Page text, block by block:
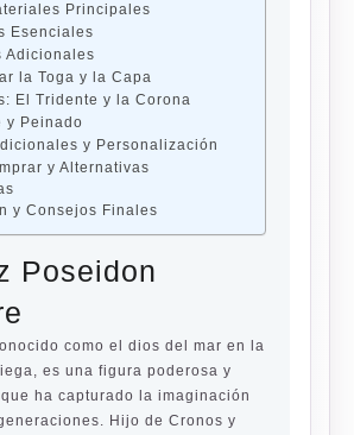
Principales
Esenciales
Adicionales
la Toga y la Capa
El Tridente y la Corona
y Peinado
y Personalización
y Alternativas
y Consejos Finales
Poseidon
como el dios del mar en la
es una figura poderosa y
ha capturado la imaginación
Hijo de Cronos y